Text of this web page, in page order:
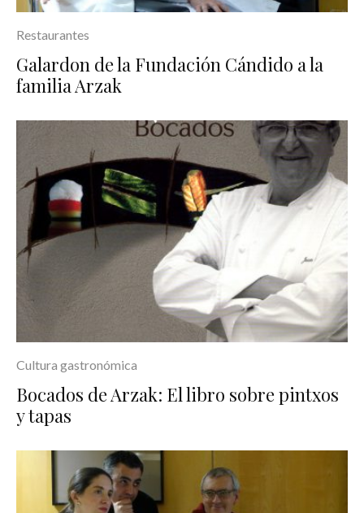
Restaurantes
Galardon de la Fundación Cándido a la
familia Arzak
Cultura gastronómica
Bocados de Arzak: El libro sobre pintxos
y tapas